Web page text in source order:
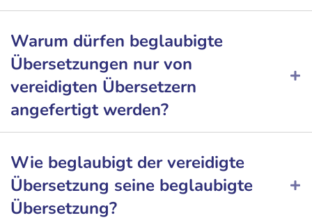
Warum dürfen beglaubigte
Übersetzungen nur von
vereidigten Übersetzern
angefertigt werden?
Wie beglaubigt der vereidigte
Übersetzung seine beglaubigte
Übersetzung?